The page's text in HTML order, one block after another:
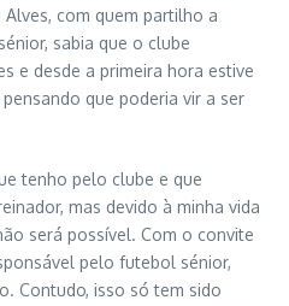
com quem partilho a
sabia que o clube
e desde a primeira hora estive
que poderia vir a ser
tenho pelo clube e que
mas devido à minha vida
será possível. Com o convite
pelo futebol sénior,
Contudo, isso só tem sido